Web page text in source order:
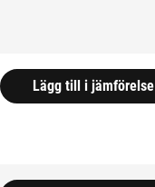
Lägg till i jämförelse